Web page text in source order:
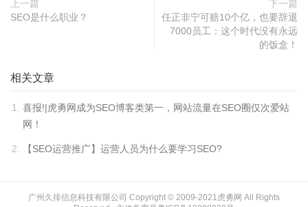
上一篇
SEO是什么职业？
下一篇
任正非宁可赔10个亿，也要辞退
7000员工：这个时代没有永远
的饭盒！
相关文章
喜报!|虎勇网成为SEO博客类第一，网站流量在SEO圈仅次爱站
网！
【SEO运营推广】运营人员为什么要学习SEO?
广州久排信息科技有限公司 Copyright © 2009-2021虎勇网 All Rights